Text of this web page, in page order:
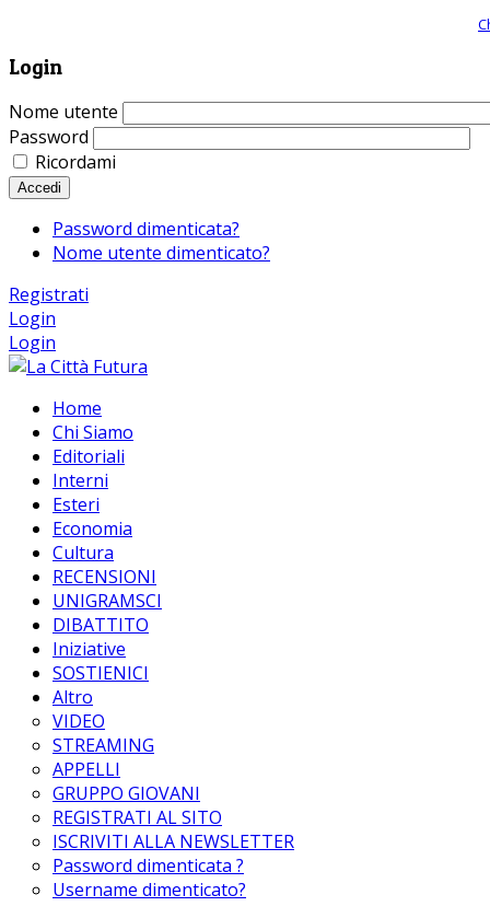
Login
Nome utente
Password
Ricordami
Accedi
Password dimenticata?
Nome utente dimenticato?
Registrati
Login
Login
Home
Chi Siamo
Editoriali
Interni
Esteri
Economia
Cultura
RECENSIONI
UNIGRAMSCI
DIBATTITO
Iniziative
SOSTIENICI
Altro
VIDEO
STREAMING
APPELLI
GRUPPO GIOVANI
REGISTRATI AL SITO
ISCRIVITI ALLA NEWSLETTER
Password dimenticata ?
Username dimenticato?